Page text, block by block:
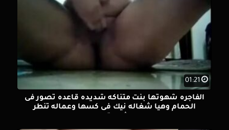
01:21
الفاجره شهوتها بنت متناكه شديده قاعده تصور فى
الحمام وهيا شغاله نيك فى كسها وعماله تنطر